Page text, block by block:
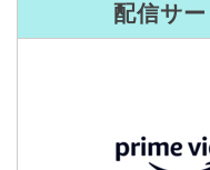
配信サー